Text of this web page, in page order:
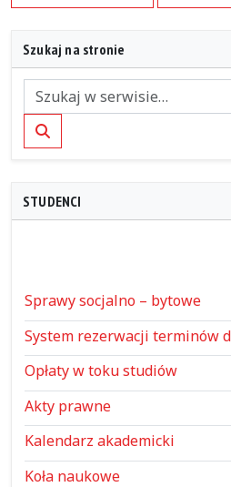
Szukaj na stronie
Szukaj
STUDENCI
Sprawy socjalno – bytowe
System rezerwacji terminów
Opłaty w toku studiów
Akty prawne
Kalendarz akademicki
Koła naukowe